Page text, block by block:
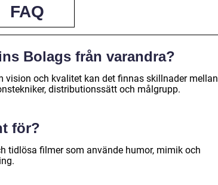
FAQ
Bolags från varandra?
vision och kvalitet kan det finnas skillnader mellan
distributionssätt och målgrupp.
för?
tidlösa filmer som använde humor, mimik och